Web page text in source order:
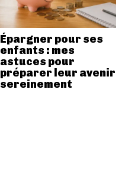
Épargner pour ses
enfants : mes
astuces pour
préparer leur avenir
sereinement